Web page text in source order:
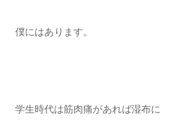
僕にはあります。
学生時代は筋肉痛があれば湿布に